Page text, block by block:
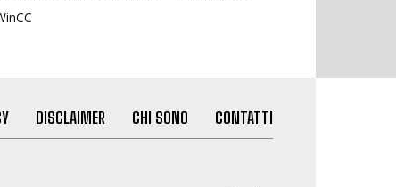
DISCLAIMER CHI SONO CONTATTI